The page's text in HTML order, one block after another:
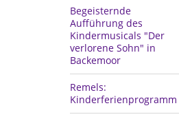
Begeisternde
Aufführung des
Kindermusicals "Der
verlorene Sohn" in
Backemoor
Remels:
Kinderferienprogramm